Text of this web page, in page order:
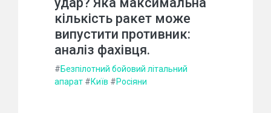
кількість ракет може
випустити противник:
аналіз фахівця.
#Безпілотний бойовий літальний
апарат #Київ #Росіяни